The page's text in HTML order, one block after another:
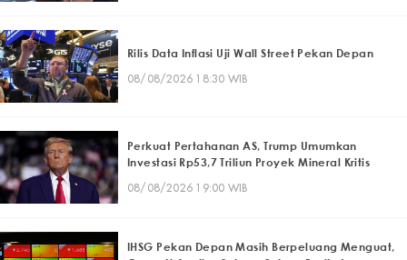
Rilis Data Inflasi Uji Wall Street Pekan Depan
08/08/2026 18:30 WIB
Perkuat Pertahanan AS, Trump Umumkan
Investasi Rp53,7 Triliun Proyek Mineral Kritis
08/08/2026 19:00 WIB
IHSG Pekan Depan Masih Berpeluang Menguat,